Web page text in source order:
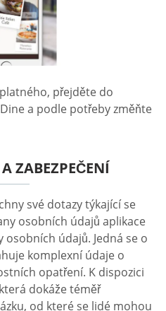
přejděte do
a podle potřeby změňte
ZABEZPEČENÍ
své dotazy týkající se
osobních údajů aplikace
osobních údajů. Jedná se o
komplexní údaje o
opatření. K dispozici
dokáže téměř
od které se lidé mohou